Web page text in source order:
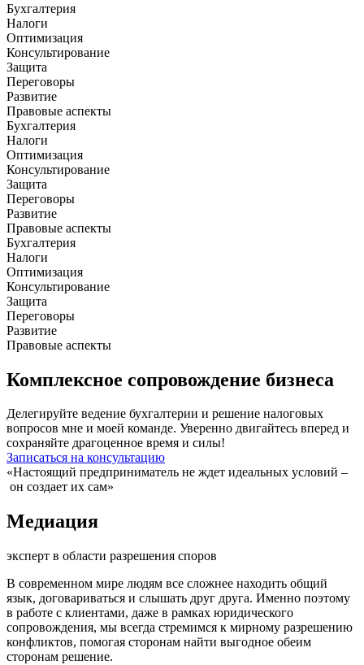
Бухгалтерия
Налоги
Оптимизация
Консультирование
Защита
Переговоры
Развитие
Правовые аспекты
Бухгалтерия
Налоги
Оптимизация
Консультирование
Защита
Переговоры
Развитие
Правовые аспекты
Бухгалтерия
Налоги
Оптимизация
Консультирование
Защита
Переговоры
Развитие
Правовые аспекты
Комплексное сопровождение бизнеса
Делегируйте ведение бухгалтерии и решение налоговых
вопросов мне и моей команде. Уверенно двигайтесь вперед и
сохраняйте драгоценное время и силы!
Записаться на консультацию
«Настоящий предприниматель не ждет идеальных условий –
он создает их сам»
Медиация
эксперт в области разрешения споров
В современном мире людям все сложнее находить общий
язык, договариваться и слышать друг друга. Именно поэтому
в работе с клиентами, даже в рамках юридического
сопровождения, мы всегда стремимся к мирному разрешению
конфликтов, помогая сторонам найти выгодное обеим
сторонам решение.